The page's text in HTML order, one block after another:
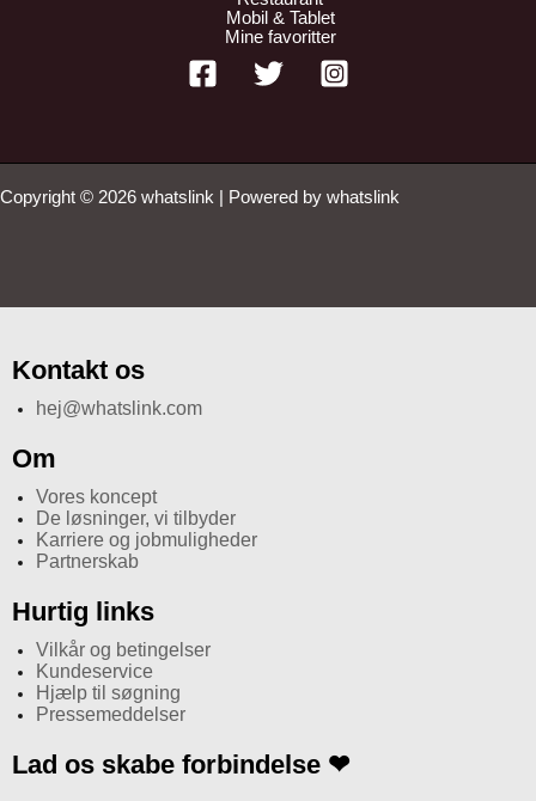
Mobil & Tablet
Mine favoritter
Copyright © 2026 whatslink | Powered by whatslink
Kontakt os
hej@whatslink.com
Om
Vores koncept
De løsninger, vi tilbyder
Karriere og jobmuligheder
Partnerskab
Hurtig links
Vilkår og betingelser
Kundeservice
Hjælp til søgning
Pressemeddelser
Lad os skabe forbindelse ❤